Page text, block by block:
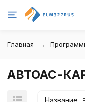
Главная
АВТОАС-
Название